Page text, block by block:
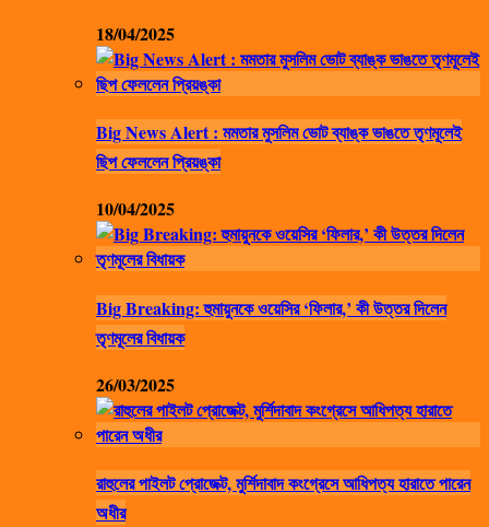
18/04/2025
Big News Alert : মমতার মুসলিম ভোট ব্যাঙ্ক ভাঙতে তৃণমূলেই
ছিপ ফেললেন প্রিয়ঙ্কা
10/04/2025
Big Breaking: হুমায়ুনকে ওয়েসির ‘ফিলার,’ কী উত্তর দিলেন
তৃণমূলের বিধায়ক
26/03/2025
রাহুলের পাইলট প্রোজেক্ট, মুর্শিদাবাদ কংগ্রেসে আধিপত্য হারাতে পারেন
অধীর